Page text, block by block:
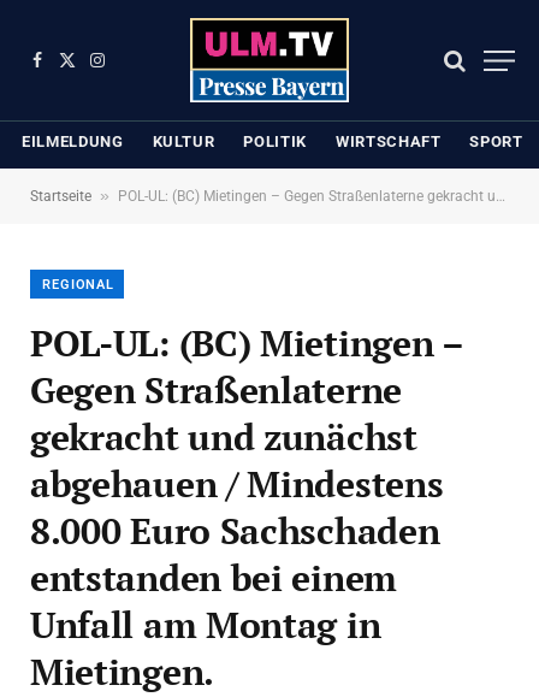
Facebook
X
Instagram
EILMELDUNG KULTUR POLITIK WIRTSCHAFT SPORT
Startseite » POL-UL: (BC) Mietingen – Gegen Straßenlaterne gekracht und zunächst abgehauen / Mindestens 8.000 Euro Sachschaden entstanden bei einem Unfall am Montag in Mietingen.
REGIONAL
POL-UL: (BC) Mietingen –
Gegen Straßenlaterne
gekracht und zunächst
abgehauen / Mindestens
8.000 Euro Sachschaden
entstanden bei einem
Unfall am Montag in
Mietingen.